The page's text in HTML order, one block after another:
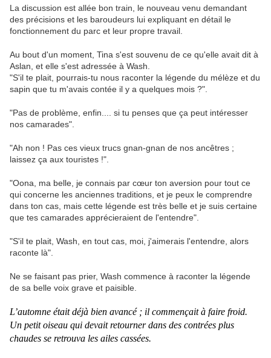
La discussion est allée bon train, le nouveau venu demandant
des précisions et les baroudeurs lui expliquant en détail le
fonctionnement du parc et leur propre travail.
Au bout d'un moment, Tina s'est souvenu de ce qu'elle avait dit à
Aslan, et elle s'est adressée à Wash.
"S'il te plait, pourrais-tu nous raconter la légende du mélèze et du
sapin que tu m'avais contée il y a quelques mois ?".
"Pas de problème, enfin.... si tu penses que ça peut intéresser
nos camarades".
"Ah non ! Pas ces vieux trucs gnan-gnan de nos ancêtres ;
laissez ça aux touristes !".
"Oona, ma belle, je connais par cœur ton aversion pour tout ce
qui concerne les anciennes traditions, et je peux le comprendre
dans ton cas, mais cette légende est très belle et je suis certaine
que tes camarades apprécieraient de l'entendre".
"S'il te plait, Wash, en tout cas, moi, j'aimerais l'entendre, alors
raconte là".
Ne se faisant pas prier, Wash commence à raconter la légende
de sa belle voix grave et paisible.
L’automne était déjà bien avancé ; il commençait à faire froid.
Un petit oiseau qui devait retourner dans des contrées plus
chaudes se retrouva les ailes cassées.